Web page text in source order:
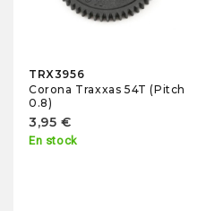
TRX3956
Corona Traxxas 54T (Pitch
0.8)
3,95 €
En stock